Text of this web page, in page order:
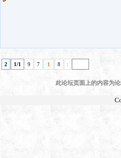
2 1/1 9 7 1 8 :
此论坛页面上的内容为